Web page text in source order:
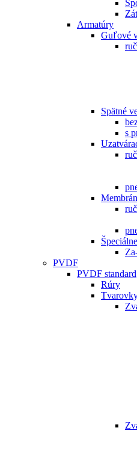
Armatúry
Guľové
Spätné
s
PVDF
PVDF standard
Rúry